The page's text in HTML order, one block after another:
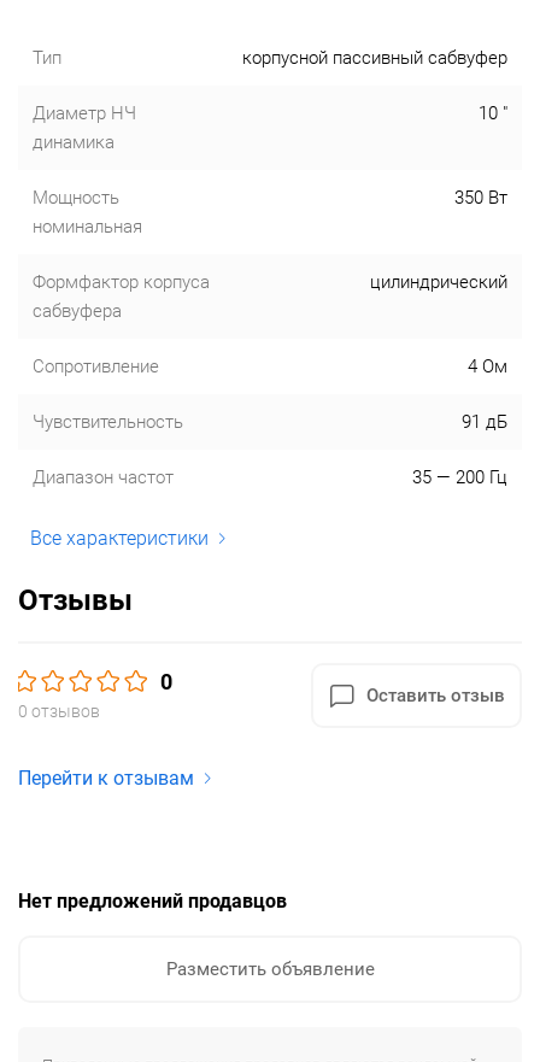
Тип корпусной пассивный сабвуфер
Диаметр НЧ
динамика
10 "
Мощность
номинальная
350 Вт
Формфактор корпуса
сабвуфера
цилиндрический
Сопротивление 4 Ом
Чувствительность 91 дБ
Диапазон частот 35 — 200 Гц
Все характеристики
Отзывы
0
0 отзывов
Оставить отзыв
Перейти к отзывам
Нет предложений продавцов
Разместить объявление